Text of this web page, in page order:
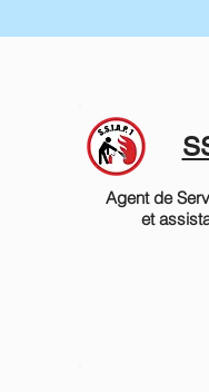
Agent de
et